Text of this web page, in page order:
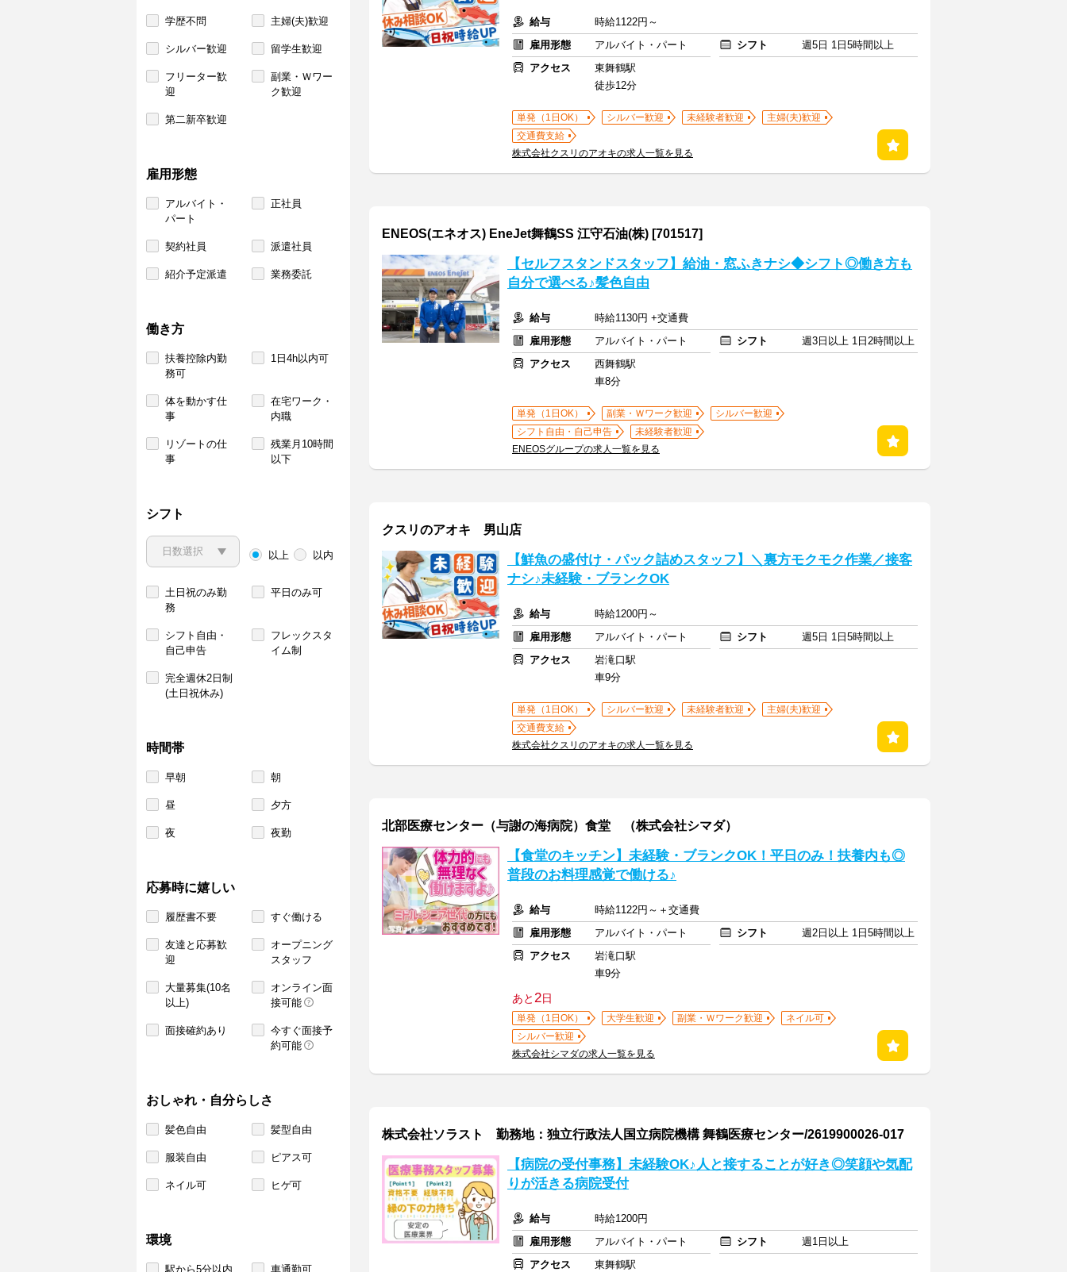
学歴不問 主婦(夫)歓迎
シルバー歓迎 留学生歓迎
フリーター歓
迎
副業・Ｗワー
ク歓迎
第二新卒歓迎
雇用形態
アルバイト・
パート
正社員
契約社員 派遣社員
紹介予定派遣 業務委託
働き方
扶養控除内勤
務可
1日4h以内可
体を動かす仕
事
在宅ワーク・
内職
リゾートの仕
事
残業月10時間
以下
シフト
以上 以内
土日祝のみ勤
務
平日のみ可
シフト自由・
自己申告
フレックスタ
イム制
完全週休2日制
(土日祝休み)
時間帯
早朝 朝
昼 夕方
夜 夜勤
応募時に嬉しい
履歴書不要 すぐ働ける
友達と応募歓
迎
オープニング
スタッフ
大量募集(10名
以上)
オンライン面
接可能
面接確約あり
今すぐ面接予
約可能
おしゃれ・自分らしさ
髪色自由 髪型自由
服装自由 ピアス可
ネイル可 ヒゲ可
環境
駅から5分以内 車通勤可
給与
時給1122円～
雇用形態
アルバイト・パート シフト
週5日 1日5時間以上
アクセス
東舞鶴駅
徒歩12分
単発（1日OK） シルバー歓迎 未経験者歓迎
主婦(夫)歓迎
交通費支給
株式会社クスリのアオキの求人一覧を見る
ENEOS(エネオス) EneJet舞鶴SS 江守石油(株) [701517]
【セルフスタンドスタッフ】給油・窓ふきナシ◆シフト◎働き方も
自分で選べる♪髪色自由
給与
時給1130円 +交通費
雇用形態
アルバイト・パート シフト
週3日以上 1日2時間以上
アクセス
西舞鶴駅
車8分
単発（1日OK） 副業・Ｗワーク歓迎
シルバー歓迎
シフト自由・自己申告
未経験者歓迎
ENEOSグループの求人一覧を見る
クスリのアオキ 男山店
【鮮魚の盛付け・パック詰めスタッフ】＼裏方モクモク作業／接客
ナシ♪未経験・ブランクOK
給与
時給1200円～
雇用形態
アルバイト・パート シフト
週5日 1日5時間以上
アクセス
岩滝口駅
車9分
単発（1日OK） シルバー歓迎 未経験者歓迎
主婦(夫)歓迎
交通費支給
株式会社クスリのアオキの求人一覧を見る
北部医療センター（与謝の海病院）食堂 （株式会社シマダ）
【食堂のキッチン】未経験・ブランクOK！平日のみ！扶養内も◎
普段のお料理感覚で働ける♪
給与
時給1122円～＋交通費
雇用形態
アルバイト・パート シフト
週2日以上 1日5時間以上
アクセス
岩滝口駅
車9分
あと2日
単発（1日OK） 大学生歓迎 副業・Ｗワーク歓迎
ネイル可
シルバー歓迎
株式会社シマダの求人一覧を見る
株式会社ソラスト 勤務地：独立行政法人国立病院機構 舞鶴医療センター/2619900026-017
【病院の受付事務】未経験OK♪人と接することが好き◎笑顔や気配
りが活きる病院受付
給与
時給1200円
雇用形態
アルバイト・パート シフト
週1日以上
アクセス
東舞鶴駅